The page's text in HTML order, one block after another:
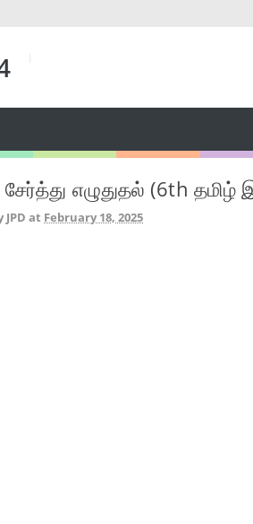
சேர்த்து எழுதுதல் (6th
at February 18, 2025